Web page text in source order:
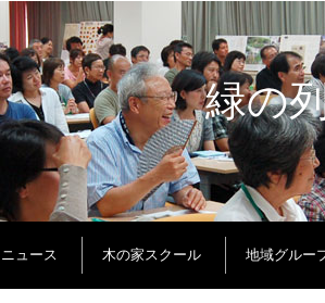
緑の
ニュース 木の家スクール 地域グルー